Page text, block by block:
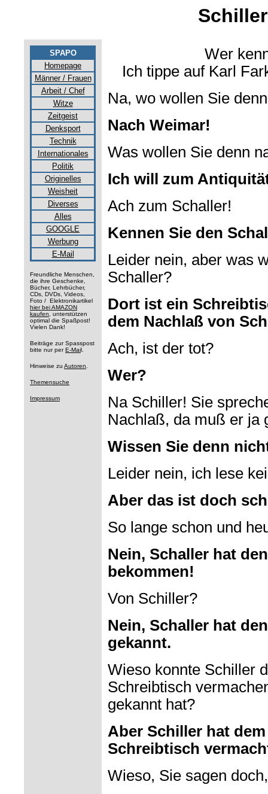
SPAPO
Homepage
Männer / Frauen
Arbeit / Chef
Witze
Zeitgeist
Denksport
Technik
Internationales
Politik
Originelles
Weisheit
Diverses
Alles
GOOGLE
Werbung
E-Mail
Freundliche Menschen,
die ihre Geschenke,
Bücher, Lehrbücher,
CDs, DVDs, Videos,
Foto / Elektronikartikel
hier bei AMAZON
kaufen, unterstützen
optimal die Spaßpost!
Vielen Dank!
Beiträge zur Spasspost
bitte nur per E-Mai l.
Hinweise zu Autoren.
Themensuche
Impressum
Wer
Ich tippe auf Karl
Na, wo wollen Sie
Nach Weimar!
Was wollen Sie denn
Ich will zum
Ach zum Schaller!
Kennen Sie den
Leider nein, aber was
Schaller?
Dort ist ein
dem Nachlaß von
Ach, ist der tot?
Wer?
Na Schiller! Sie
Nachlaß, da muß er ja
Wissen Sie denn
Leider nein, ich lese
Aber das ist doch
So lange schon und
Nein, Schaller hat
bekommen!
Von Schiller?
Nein, Schaller hat
gekannt.
Wieso konnte Schiller
Schreibtisch
gekannt hat?
Aber Schiller hat
Schreibtisch
Wieso, Sie sagen